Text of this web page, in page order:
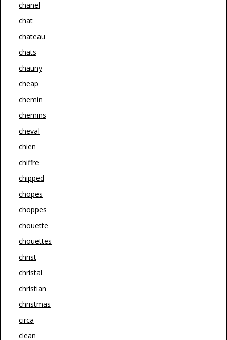
chanel
chat
chateau
chats
chauny
cheap
chemin
chemins
cheval
chien
chiffre
chipped
chopes
choppes
chouette
chouettes
christ
christal
christian
christmas
circa
clean